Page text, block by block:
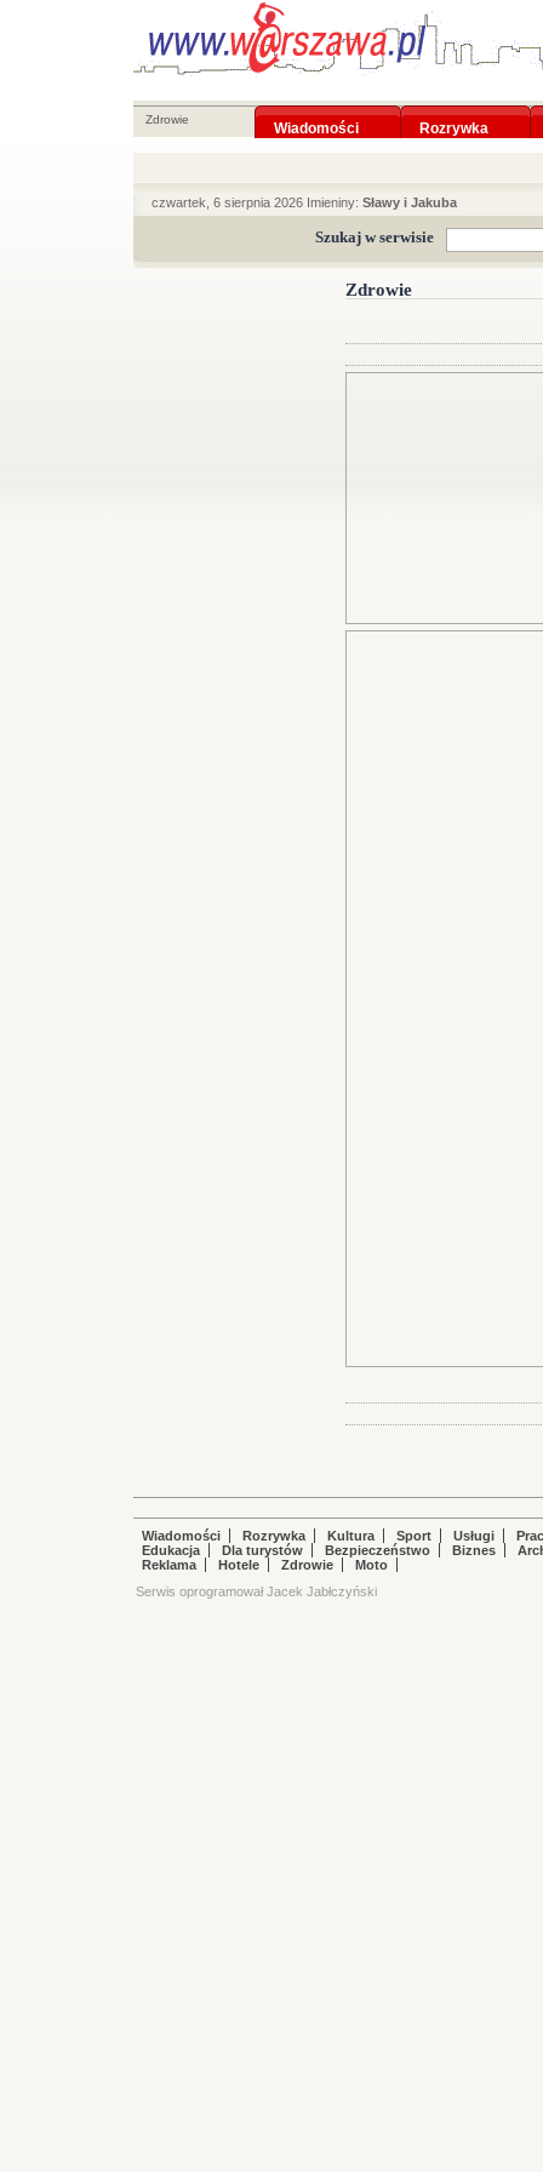
Wiadomości Rozrywka
Zdrowie
czwartek, 6 sierpnia 2026 Imieniny: Sławy i Jakuba
Szukaj w serwisie
Zdrowie
Wiadomości Rozrywka Kultura Sport Usługi
Edukacja
Dla turystów Bezpieczeństwo Biznes
Reklama
Hotele Zdrowie
Moto
Serwis oprogramował Jacek Jabłczyński